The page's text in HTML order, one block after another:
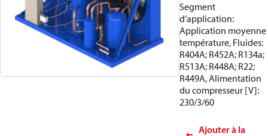
Segment
d’application:
Application moyenne
température, Fluides:
R404A; R452A; R134a;
R513A; R448A; R22;
R449A, Alimentation
du compresseur [V]:
230/3/60
Ajouter à la